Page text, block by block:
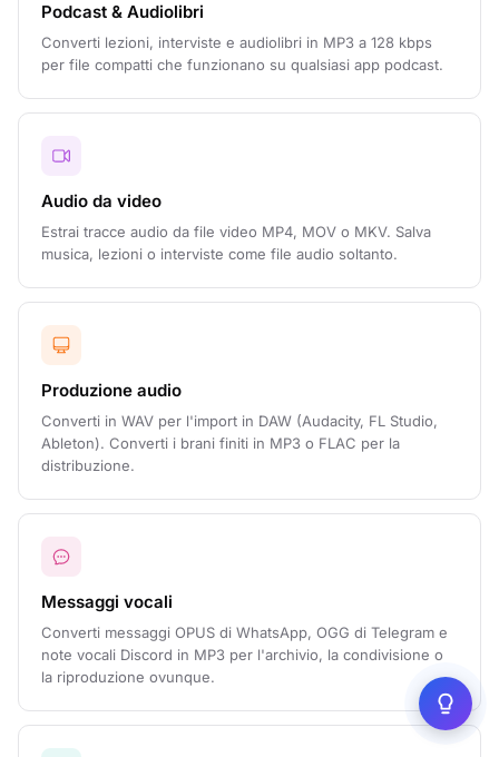
Podcast & Audiolibri
Converti lezioni, interviste e audiolibri in MP3 a 128 kbps
per file compatti che funzionano su qualsiasi app podcast.
Audio da video
Estrai tracce audio da file video MP4, MOV o MKV. Salva
musica, lezioni o interviste come file audio soltanto.
Produzione audio
Converti in WAV per l'import in DAW (Audacity, FL Studio,
Ableton). Converti i brani finiti in MP3 o FLAC per la
distribuzione.
Messaggi vocali
Converti messaggi OPUS di WhatsApp, OGG di Telegram e
note vocali Discord in MP3 per l'archivio, la condivisione o
la riproduzione ovunque.